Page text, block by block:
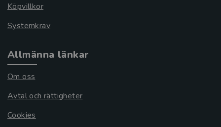
Köpvillkor
Systemkrav
Allmänna länkar
Om oss
Avtal och rättigheter
Cookies